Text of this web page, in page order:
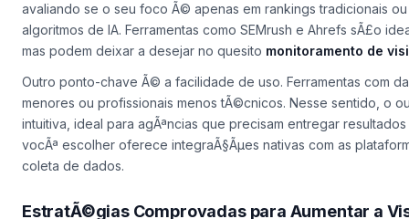
avaliando se o seu foco Ã© apenas em rankings tradicionais
algoritmos de IA. Ferramentas como SEMrush e Ahrefs sÃ£o
mas podem deixar a desejar no quesito monitoramento de
Outro ponto-chave Ã© a facilidade de uso. Ferramentas com
menores ou profissionais menos tÃ©cnicos. Nesse sentido, o
intuitiva, ideal para agÃªncias que precisam entregar
vocÃª escolher oferece integraÃ§Ãµes nativas com as
coleta de dados.
EstratÃ©gias Comprovadas para Aumentar a